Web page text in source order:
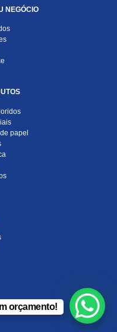
NEGÓCIO
papel
DO
orçamento!